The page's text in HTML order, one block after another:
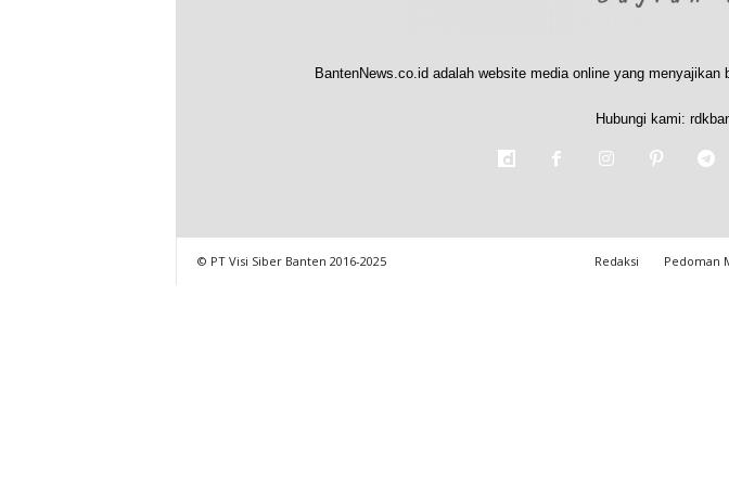
BantenNews.co.id adalah website media online yang
Hubungi kami:
Redaksi Pedoman
© PT Visi Siber Banten 2016-2025